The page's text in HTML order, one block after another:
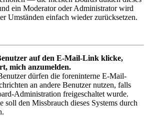
ein Moderator oder Administrator wird
Umständen einfach wieder zurücksetzen.
auf den E-Mail-Link klicke,
mich anzumelden.
dürfen die foreninterne E-Mail-
an andere Benutzer nutzen, falls
Administration freigeschaltet wurde.
soll den Missbrauch dieses Systems durch